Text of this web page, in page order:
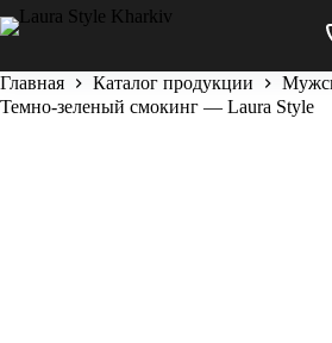
Главная Каталог продукции
Темно-зеленый смокинг — Laura Style